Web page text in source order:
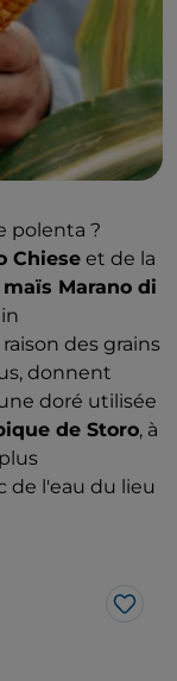
polenta ?
Chiese et de la
maïs Marano di
des grains
donnent
doré utilisée
de Storo, à
de l'eau du lieu